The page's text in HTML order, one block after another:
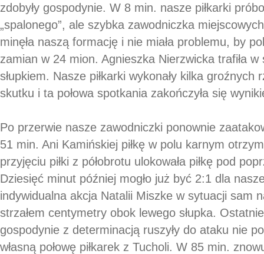
zdobyły gospodynie. W 8 min. nasze piłkarki
„spalonego”, ale szybka zawodniczka
minęła naszą formację i nie miała problemu, by
zamian w 24 mion. Agnieszka Nierzwicka trafiła
słupkiem. Nasze piłkarki wykonały kilka
skutku i ta połowa spotkania zakończyła się
Po przerwie nasze zawodniczki ponownie
51 min. Ani Kamińskiej piłkę w polu karnym
przyjęciu piłki z półobrotu ulokowała piłkę pod
Dziesięć minut później mogło już być 2:1 dla
indywidualna akcja Natalii Miszke w sytuacji sam
strzałem centymetry obok lewego słupka.
gospodynie z determinacją ruszyły do ataku nie
własną połowę piłkarek z Tucholi. W 85 min.